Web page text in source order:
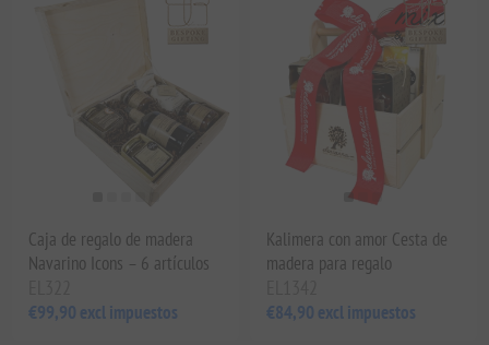
Caja de regalo de madera
Navarino Icons – 6 artículos
€99,90 excl impuestos
Kalimera con amor Cesta de
madera para regalo
€84,90 excl impuestos